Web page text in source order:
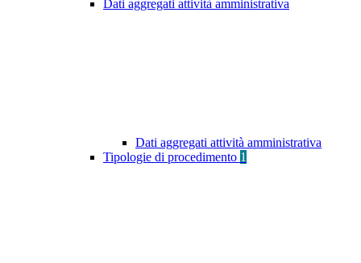
Dati aggregati attività amministrativa
Dati aggregati attività amministrativa
Tipologie di procedimento 1